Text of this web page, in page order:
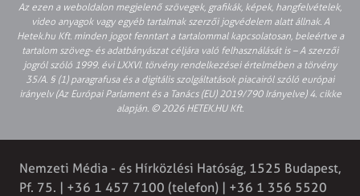
Az ezen a weboldalon megjelenő szövegek, grafikák, képek, hangfelvételek,
video anyagok vagy egyéb tartalmak szerzői jogvédelem alatt állnak. A
Hetek.hu Kft. minden jogot fenntart a tartalommal kapcsolatosan, beleértve a
tartalom szöveg- és adatbányászat céljára való felhasználását is – A szerzői
jogról szóló 1999. évi LXXVI. törvény rendelkezései értelmében a törvény
35/A. § (1) paragrafusa és a digitális szolgáltatások piacairól szóló európai
irányelv (Az Európai Parlament és a Tanács (EU) 2019/790 Irányelve) 4. cikke
alapján. © 2026 HETEK.HU Kft.
Nemzeti Média - és Hírközlési Hatóság, 1525 Budapest,
Pf. 75. | +36 1 457 7100 (telefon) | +36 1 356 5520